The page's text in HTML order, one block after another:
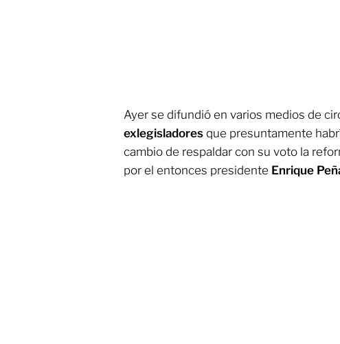
Ayer se difundió en varios medios de
exlegisladores que presuntamente
cambio de respaldar con su voto la
por el entonces presidente Enrique